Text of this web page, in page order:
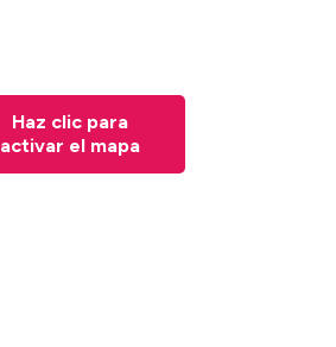
Haz clic para
activar el mapa